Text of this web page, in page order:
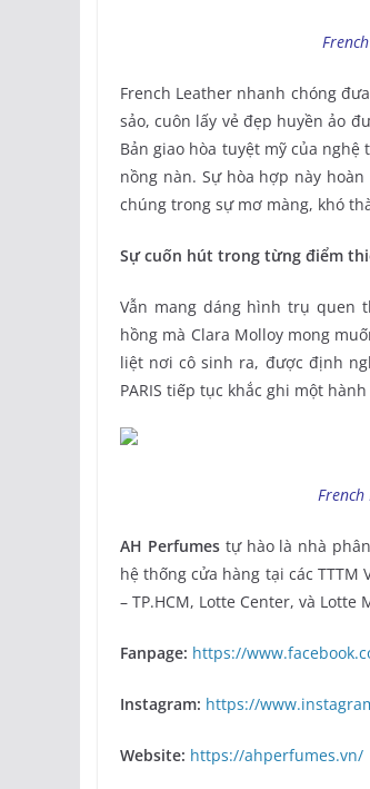
French Leather nhanh chóng
sảo, cuôn lấy vẻ đẹp huyền ảo
Bản giao hòa tuyệt mỹ của
nồng nàn. Sự hòa hợp này
chúng trong sự mơ màng, khó
Sự cuốn hút trong từng điểm
Vẫn mang dáng hình trụ quen
hồng mà Clara Molloy mong
liệt nơi cô sinh ra, được định
PARIS tiếp tục khắc ghi một
AH Perfumestự hào là nhà
hệ thống cửa hàng tại các TTTM
– TP.HCM, Lotte Center, và Lotte
Fanpage: https://
Instagram: https://
Website: https://ahperfumes.vn/